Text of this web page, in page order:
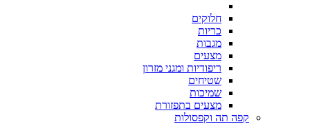
חלוקים
כריות
מגבות
מצעים
ריפודיות ומגני מזרון
שטיחים
שמיכות
מצעים בתפזורת
קפה תה וקפסולות